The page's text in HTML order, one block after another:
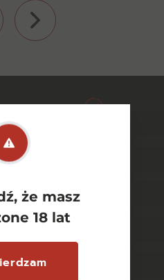
że masz
18 lat
szeroki wybór
asortymentu